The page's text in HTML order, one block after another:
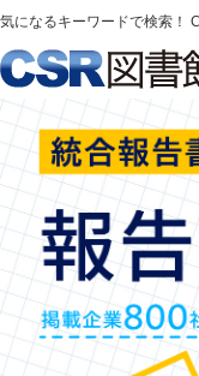
気になるキーワードで検索！